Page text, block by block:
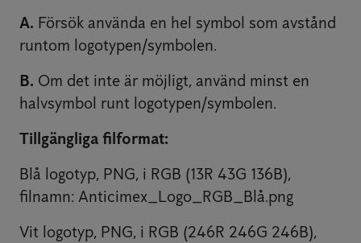
A. Försök använda en hel symbol som avstånd
runtom logotypen/symbolen.
B. Om det inte är möjligt, använd minst en
halvsymbol runt logotypen/symbolen.
Tillgängliga filformat:
Blå logotyp, PNG, i RGB (13R 43G 136B),
filnamn: Anticimex_Logo_RGB_Blå.png
Vit logotyp, PNG, i RGB (246R 246G 246B),